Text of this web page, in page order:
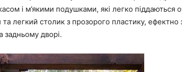
і м’якими подушками, які легко піддаються
та легкий столик з прозорого пластику,
задньому дворі.